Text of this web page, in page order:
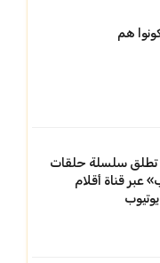
هم
تطلق سلسلة حلقات
عبر قناة أقلام